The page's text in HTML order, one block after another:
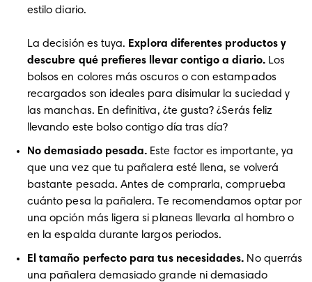
estilo diario.
La decisión es tuya. Explora diferentes productos y
descubre qué prefieres llevar contigo a diario. Los
bolsos en colores más oscuros o con estampados
recargados son ideales para disimular la suciedad y
las manchas. En definitiva, ¿te gusta? ¿Serás feliz
llevando este bolso contigo día tras día?
No demasiado pesada. Este factor es importante, ya
que una vez que tu pañalera esté llena, se volverá
bastante pesada. Antes de comprarla, comprueba
cuánto pesa la pañalera. Te recomendamos optar por
una opción más ligera si planeas llevarla al hombro o
en la espalda durante largos periodos.
El tamaño perfecto para tus necesidades. No querrás
una pañalera demasiado grande ni demasiado